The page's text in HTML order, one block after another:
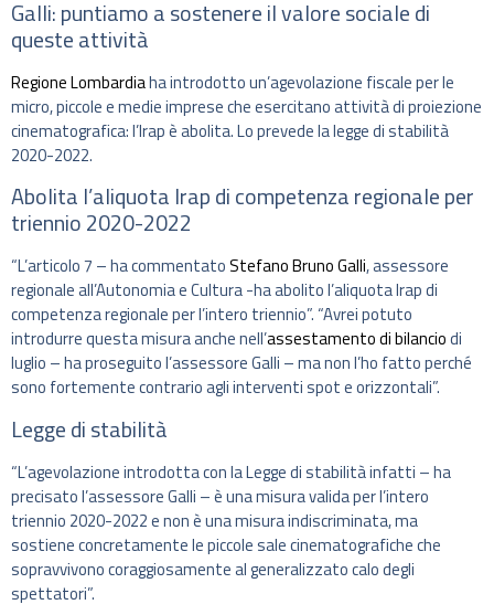
Galli: puntiamo a sostenere il valore sociale di
queste attività
Regione Lombardiaha introdotto un’agevolazione fiscale per le
micro, piccole e medie imprese che esercitano attività di proiezione
cinematografica: l’Irap è abolita. Lo prevede la legge di stabilità
2020-2022.
Abolita l’aliquota Irap di competenza regionale per
triennio 2020-2022
“L’articolo 7 – ha commentatoStefano Bruno Galli, assessore
regionale all’Autonomia e Cultura -ha abolito l’aliquota Irap di
competenza regionale per l’intero triennio”. “Avrei potuto
introdurre questa misura anche nell’assestamento di bilanciodi
luglio – ha proseguito l’assessore Galli – ma non l’ho fatto perché
sono fortemente contrario agli interventi spot e orizzontali”.
Legge di stabilità
“L’agevolazione introdotta con la Legge di stabilità infatti – ha
precisato l’assessore Galli – è una misura valida per l’intero
triennio 2020-2022 e non è una misura indiscriminata, ma
sostiene concretamente le piccole sale cinematografiche che
sopravvivono coraggiosamente al generalizzato calo degli
spettatori”.